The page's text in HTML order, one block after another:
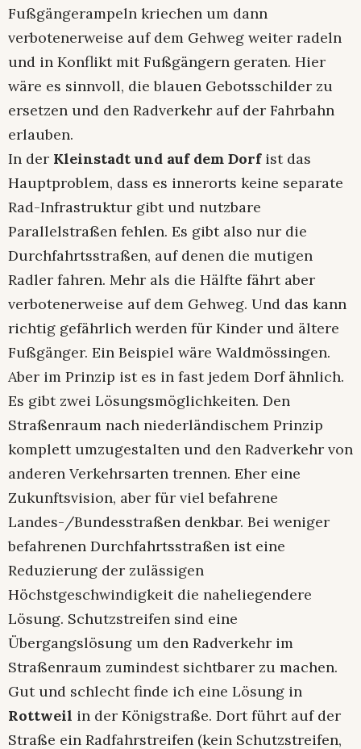
Fußgängerampeln kriechen um dann
verbotenerweise auf dem Gehweg weiter radeln
und in Konflikt mit Fußgängern geraten. Hier
wäre es sinnvoll, die blauen Gebotsschilder zu
ersetzen und den Radverkehr auf der Fahrbahn
erlauben.
In der Kleinstadt und auf dem Dorfist das
Hauptproblem, dass es innerorts keine separate
Rad-Infrastruktur gibt und nutzbare
Parallelstraßen fehlen. Es gibt also nur die
Durchfahrtsstraßen, auf denen die mutigen
Radler fahren. Mehr als die Hälfte fährt aber
verbotenerweise auf dem Gehweg. Und das kann
richtig gefährlich werden für Kinder und ältere
Fußgänger. Ein Beispiel wäre Waldmössingen.
Aber im Prinzip ist es in fast jedem Dorf ähnlich.
Es gibt zwei Lösungsmöglichkeiten. Den
Straßenraum nach niederländischem Prinzip
komplett umzugestalten und den Radverkehr von
anderen Verkehrsarten trennen. Eher eine
Zukunftsvision, aber für viel befahrene
Landes-/Bundesstraßen denkbar. Bei weniger
befahrenen Durchfahrtsstraßen ist eine
Reduzierung der zulässigen
Höchstgeschwindigkeit die naheliegendere
Lösung. Schutzstreifen sind eine
Übergangslösung um den Radverkehr im
Straßenraum zumindest sichtbarer zu machen.
Gut und schlecht finde ich eine Lösung in
Rottweil in der Königstraße. Dort führt auf der
Straße ein Radfahrstreifen (kein Schutzstreifen,